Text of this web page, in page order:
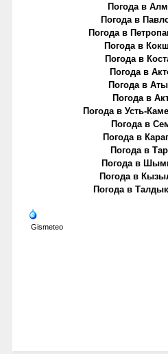
Погода в
Погода в
Погода в
Погода в
Погода в
Погода в
Погода в
Погода в
Погода в Усть-
Погода в
Погода в
Погода в
Погода в
Погода в
Погода в
Gismeteo